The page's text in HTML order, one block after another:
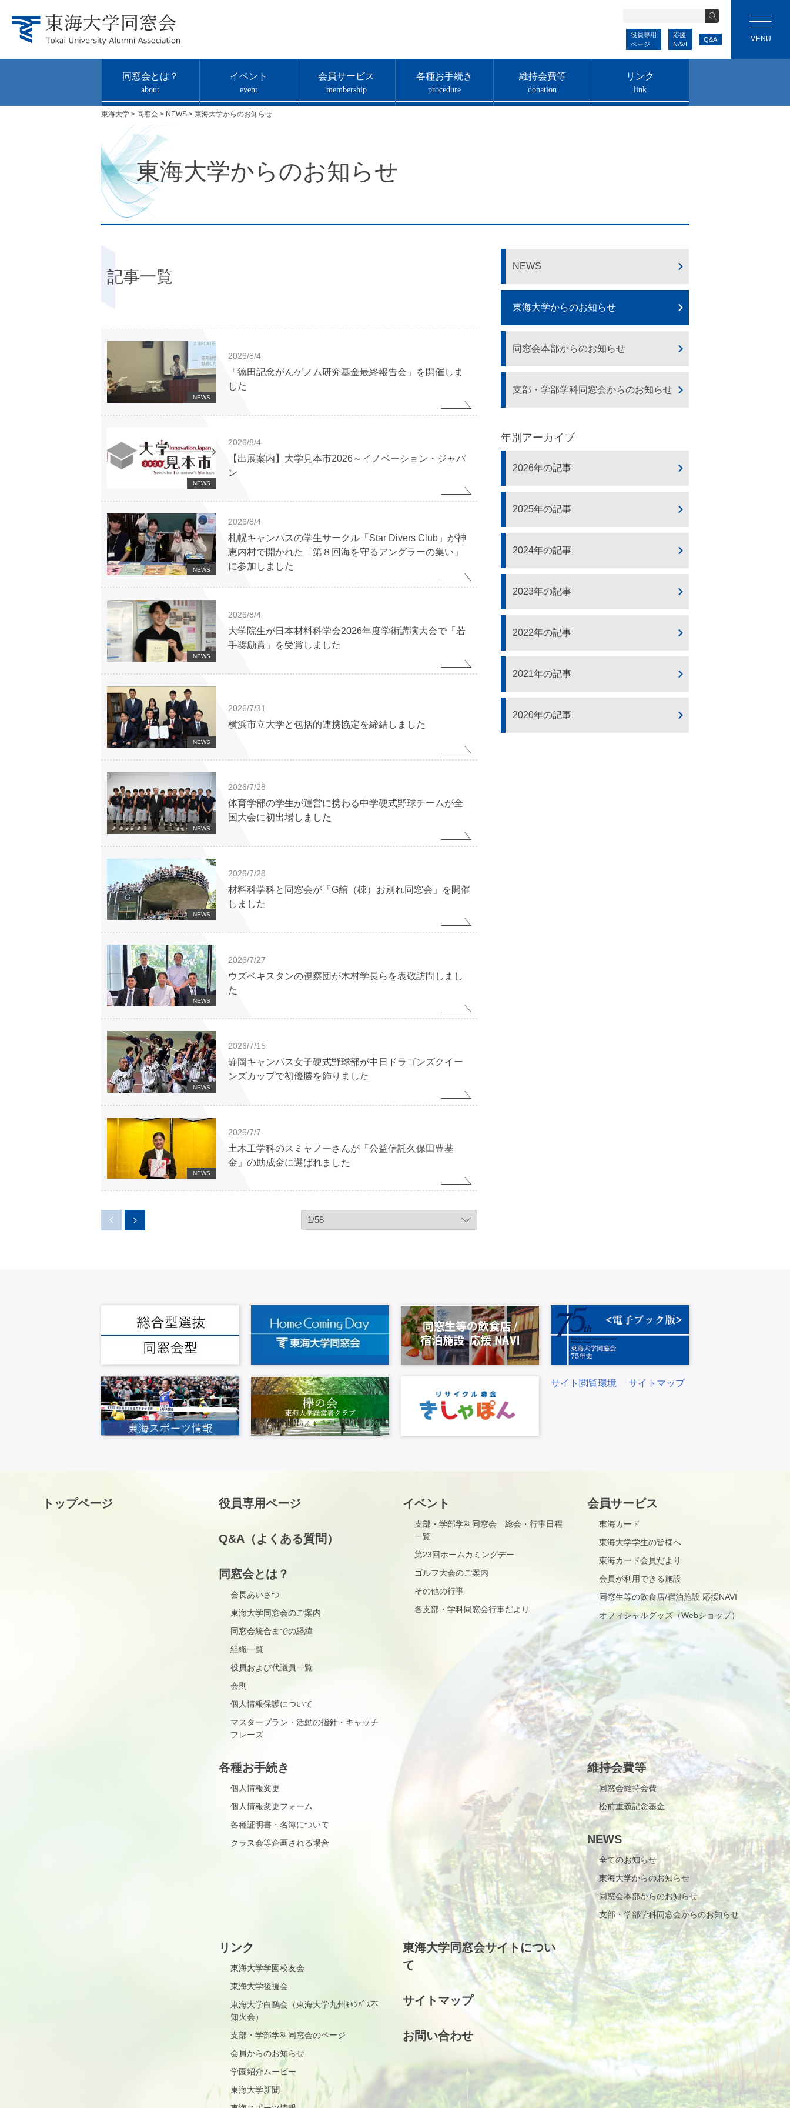
役員専用
ページ
応援
NAVI
Q&A
同窓会とは？
about
イベント
event
会員サービス
membership
各種お手続き
procedure
維持会費等
donation
リンク
link
東海大学 > 同窓会 > NEWS > 東海大学からのお知らせ
東海大学からのお知らせ
記事一覧
NEWS
2026/8/4
「徳田記念がんゲノム研究基金最終報告会」を開催しま
した
NEWS
2026/8/4
【出展案内】大学見本市2026～イノベーション・ジャパ
ン
NEWS
2026/8/4
札幌キャンパスの学生サークル「Star Divers Club」が神
恵内村で開かれた「第８回海を守るアングラーの集い」
に参加しました
NEWS
2026/8/4
大学院生が日本材料科学会2026年度学術講演大会で「若
手奨励賞」を受賞しました
NEWS
2026/7/31
横浜市立大学と包括的連携協定を締結しました
NEWS
2026/7/28
体育学部の学生が運営に携わる中学硬式野球チームが全
国大会に初出場しました
NEWS
2026/7/28
材料科学科と同窓会が「G館（棟）お別れ同窓会」を開催
しました
NEWS
2026/7/27
ウズベキスタンの視察団が木村学長らを表敬訪問しまし
た
NEWS
2026/7/15
静岡キャンパス女子硬式野球部が中日ドラゴンズクイー
ンズカップで初優勝を飾りました
NEWS
2026/7/7
土木工学科のスミャノーさんが「公益信託久保田豊基
金」の助成金に選ばれました
NEWS
東海大学からのお知らせ
同窓会本部からのお知らせ
支部・学部学科同窓会からのお知らせ
年別アーカイブ
2026年の記事
2025年の記事
2024年の記事
2023年の記事
2022年の記事
2021年の記事
2020年の記事
サイト閲覧環境 サイトマップ
トップページ 役員専用ページ
Q&A（よくある質問）
同窓会とは？
会長あいさつ
東海大学同窓会のご案内
同窓会統合までの経緯
組織一覧
役員および代議員一覧
会則
個人情報保護について
マスタープラン・活動の指針・キャッチ
フレーズ
イベント
支部・学部学科同窓会 総会・行事日程
一覧
第23回ホームカミングデー
ゴルフ大会のご案内
その他の行事
各支部・学科同窓会行事だより
会員サービス
東海カード
東海大学学生の皆様へ
東海カード会員だより
会員が利用できる施設
同窓生等の飲食店/宿泊施設 応援NAVI
オフィシャルグッズ（Webショップ）
各種お手続き
個人情報変更
個人情報変更フォーム
各種証明書・名簿について
クラス会等企画される場合
維持会費等
同窓会維持会費
松前重義記念基金
NEWS
全てのお知らせ
東海大学からのお知らせ
同窓会本部からのお知らせ
支部・学部学科同窓会からのお知らせ
リンク
東海大学学園校友会
東海大学後援会
東海大学白鷗会（東海大学九州ｷｬﾝﾊﾟｽ不
知火会）
支部・学部学科同窓会のページ
会員からのお知らせ
学園紹介ムービー
東海大学新聞
東海大学同窓会サイトについ
て
サイトマップ
お問い合わせ